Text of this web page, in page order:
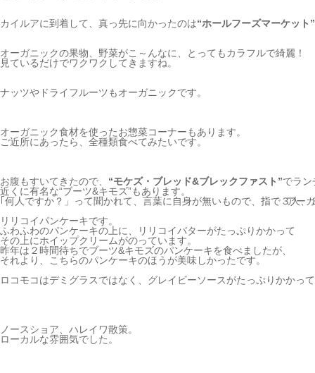
カイルアに到着して、真っ先に向かったのは“ホールフーズマーケット”
オーガニックの果物、野菜がこ～んなに、とってもカラフルで綺麗！
見ているだけでワクワクしてきますね。
ナッツやドライフルーツもオーガニックです。
オーガニック食材を使ったお惣菜コーナーもあります。
ご近所にあったら、全種類食べてみたいです。
お腹もすいてきたので、 “モケズ・ブレッド&ブレックファスト”でラン
近くに有名な“ブーツ&キモズ”もあります。
｢何人ですか？」って聞かれて、言葉に自身が無いもので、指で３人
リリコイパンケーキです。
ふわふわのパンケーキの上に、リリコイバターがたっぷりかかって
その上にホイップクリームがのっています。
昨年は２時間待ちでブーツ&キモズのパンケーキを食べましたが、
それより、こちらのパンケーキのほうが美味しかったです。
ロコモコはデミグラスではなく、グレイビーソースがたっぷりかかっ
ノースショア、ハレイワ散策。
ローカルな雰囲気でした。
アー